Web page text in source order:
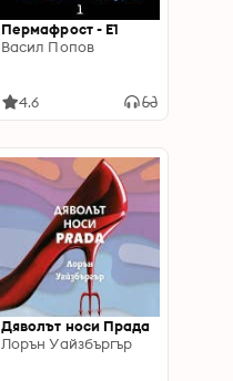
Пермафрост - E1
Васил Попов
4.6
Дяволът носи Прада
Лорън Уайзбъргър